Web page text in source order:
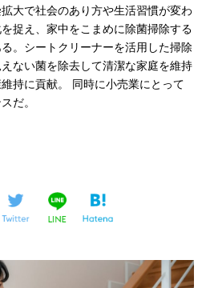
大で社会のあり方や生活習慣が変わ
捉え、家中をこまめに除菌掃除する
。シートクリーナーを活用した掃除
ない菌を除去して清潔な家庭を維持
持に貢献。 同時に小売業にとって
だ。